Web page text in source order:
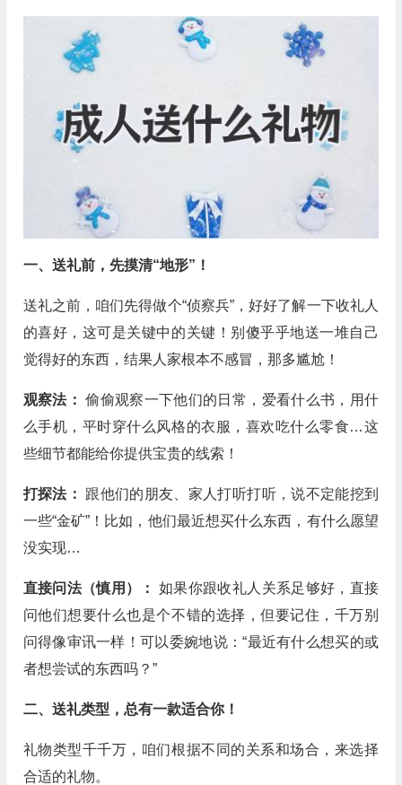
一、送礼前，先摸清“地形”！
送礼之前，咱们先得做个“侦察兵”，好好了解一下收礼人
的喜好，这可是关键中的关键！别傻乎乎地送一堆自己
觉得好的东西，结果人家根本不感冒，那多尴尬！
观察法：偷偷观察一下他们的日常，爱看什么书，用什
么手机，平时穿什么风格的衣服，喜欢吃什么零食…这
些细节都能给你提供宝贵的线索！
打探法： 跟他们的朋友、家人打听打听，说不定能挖到
一些“金矿”！比如，他们最近想买什么东西，有什么愿望
没实现…
直接问法（慎用）：如果你跟收礼人关系足够好，直接
问他们想要什么也是个不错的选择，但要记住，千万别
问得像审讯一样！可以委婉地说：“最近有什么想买的或
者想尝试的东西吗？”
二、送礼类型，总有一款适合你！
礼物类型千千万，咱们根据不同的关系和场合，来选择
合适的礼物。